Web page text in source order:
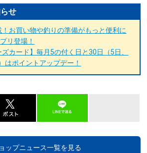
せ
！お買い物や釣りの準備がもっと便利に
リ登場！
ズカード】毎月5の付く日と30日（5日、
はポイントアップデー！
ップニュース一覧を見る